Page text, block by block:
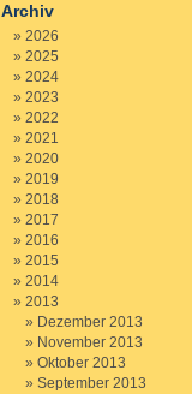
Archiv
2026
2025
2024
2023
2022
2021
2020
2019
2018
2017
2016
2015
2014
2013
Dezember 2013
November 2013
Oktober 2013
September 2013